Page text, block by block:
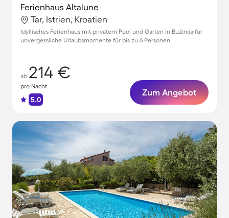
Ferienhaus Altalune
Tar, Istrien, Kroatien
Idyllisches Ferienhaus mit privatem Pool und Garten in Bužinija für
unvergessliche Urlaubsmomente für bis zu 6 Personen
ab 214 €
pro Nacht
5.0
Zum Angebot